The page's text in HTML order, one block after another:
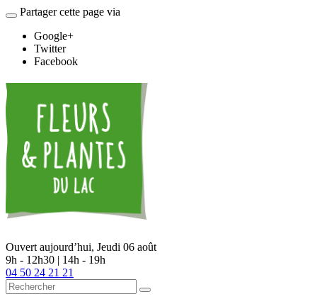
Partager cette page via
Google+
Twitter
Facebook
Ouvert aujourd’hui, Jeudi 06 août
9h - 12h30 | 14h - 19h
04 50 24 21 21